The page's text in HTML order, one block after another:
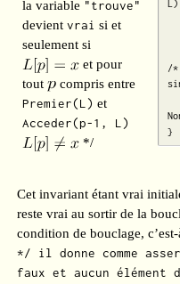
la variable "trouve"
devientvrai si et
seulement si
et pour
tout
compris entre
Premier(L) et
Acceder(p-1, L)
*/
/*
}
Cet invariant étant vrai
reste vrai au sortir de la
condition de bouclage,
*/ il donne comme
faux et aucun élément